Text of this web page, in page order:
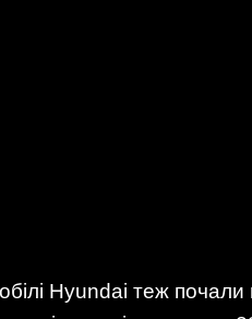
Hyundai теж почали